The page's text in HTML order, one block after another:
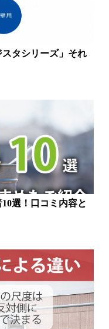
タシリーズ」それ
選！口コミ内容と